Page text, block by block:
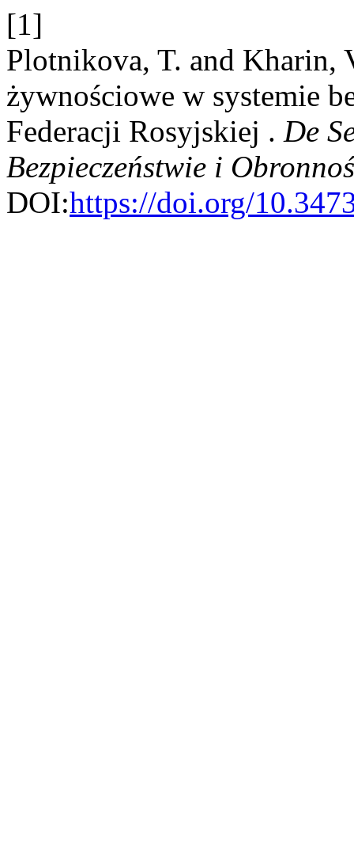
[1]
Plotnikova, T. and Kharin,
żywnościowe w systemie
Federacji Rosyjskiej . De
Bezpieczeństwie i
DOI:https://doi.org/